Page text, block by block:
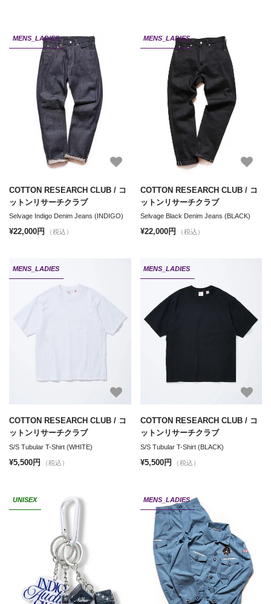
MENS_LADIES
COTTON RESEARCH CLUB / コ
ットンリサーチクラブ
Selvage Indigo Denim Jeans (INDIGO)
¥22,000円 （税込）
MENS_LADIES
COTTON RESEARCH CLUB / コ
ットンリサーチクラブ
Selvage Black Denim Jeans (BLACK)
¥22,000円 （税込）
MENS_LADIES
COTTON RESEARCH CLUB / コ
ットンリサーチクラブ
S/S Tubular T-Shirt (WHITE)
¥5,500円 （税込）
MENS_LADIES
COTTON RESEARCH CLUB / コ
ットンリサーチクラブ
S/S Tubular T-Shirt (BLACK)
¥5,500円 （税込）
UNISEX MENS_LADIES